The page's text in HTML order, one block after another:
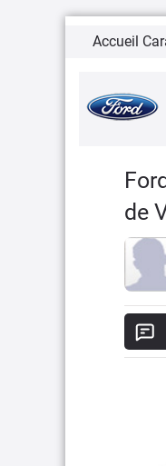
Accueil
de